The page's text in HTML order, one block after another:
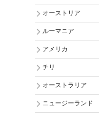
オーストリア
ルーマニア
アメリカ
チリ
オーストラリア
ニュージーランド